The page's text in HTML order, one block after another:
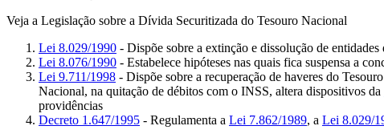
Veja a Legislação sobre a Dívida Securitizada do Tesouro Nacional
Lei 8.029/1990 - Dispõe sobre a extinção e dissolução de
Lei 8.076/1990 - Estabelece hipóteses nas quais fica suspensa a
Lei 9.711/1998 - Dispõe sobre a recuperação de haveres do
Nacional, na quitação de débitos com o INSS, altera dispositivos da
providências
Decreto 1.647/1995 - Regulamenta a Lei 7.862/1989, a Lei 8.029/